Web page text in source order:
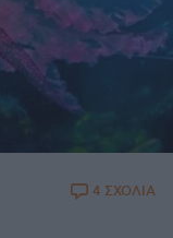
4 ΣΧΟΛΙΑ